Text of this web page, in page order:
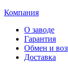
Компания
О заводе
Гарантия
Обмен и
Доставка